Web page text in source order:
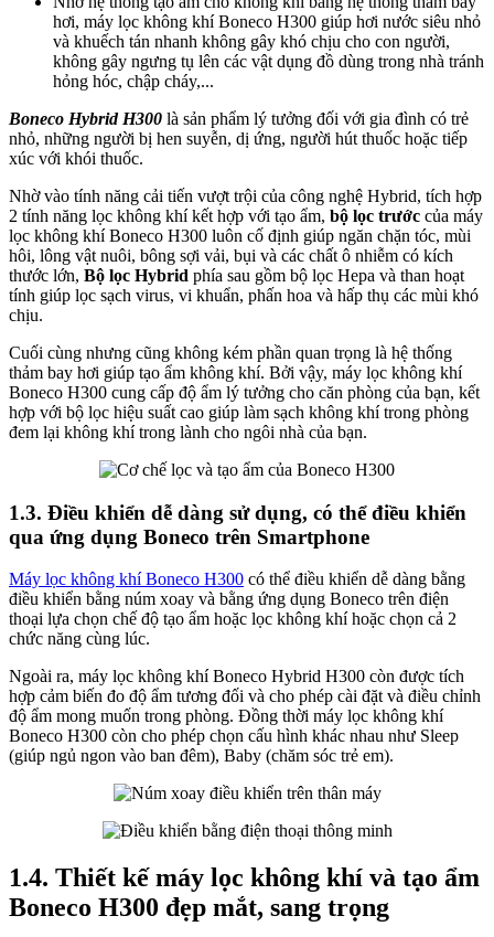
hơi, máy lọc không khí Boneco H300 giúp hơi nước siêu nhỏ
và khuếch tán nhanh không gây khó chịu cho con người,
không gây ngưng tụ lên các vật dụng đồ dùng trong nhà tránh
hỏng hóc, chập cháy,...
Boneco Hybrid H300 là sản phẩm lý tưởng đối với gia đình có trẻ
nhỏ, những người bị hen suyễn, dị ứng, người hút thuốc hoặc tiếp
xúc với khói thuốc.
Nhờ vào tính năng cải tiến vượt trội của công nghệ Hybrid, tích hợp
2 tính năng lọc không khí kết hợp với tạo ẩm, bộ lọc trước của máy
lọc không khí Boneco H300 luôn cố định giúp ngăn chặn tóc, mùi
hôi, lông vật nuôi, bông sợi vải, bụi và các chất ô nhiễm có kích
thước lớn, Bộ lọc Hybrid phía sau gồm bộ lọc Hepa và than hoạt
tính giúp lọc sạch virus, vi khuẩn, phấn hoa và hấp thụ các mùi khó
chịu.
Cuối cùng nhưng cũng không kém phần quan trọng là hệ thống
thảm bay hơi giúp tạo ẩm không khí. Bởi vậy, máy lọc không khí
Boneco H300 cung cấp độ ẩm lý tưởng cho căn phòng của bạn, kết
hợp với bộ lọc hiệu suất cao giúp làm sạch không khí trong phòng
đem lại không khí trong lành cho ngôi nhà của bạn.
1.3. Điều khiển dễ dàng sử dụng, có thể điều khiển
qua ứng dụng Boneco trên Smartphone
Máy lọc không khí Boneco H300 có thể điều khiển dễ dàng bằng
điều khiển bằng núm xoay và bằng ứng dụng Boneco trên điện
thoại lựa chọn chế độ tạo ẩm hoặc lọc không khí hoặc chọn cả 2
chức năng cùng lúc.
Ngoài ra, máy lọc không khí Boneco Hybrid H300 còn được tích
hợp cảm biến đo độ ẩm tương đối và cho phép cài đặt và điều chỉnh
độ ẩm mong muốn trong phòng. Đồng thời máy lọc không khí
Boneco H300 còn cho phép chọn cấu hình khác nhau như Sleep
(giúp ngủ ngon vào ban đêm), Baby (chăm sóc trẻ em).
1.4. Thiết kế máy lọc không khí và tạo ẩm
Boneco H300 đẹp mắt, sang trọng